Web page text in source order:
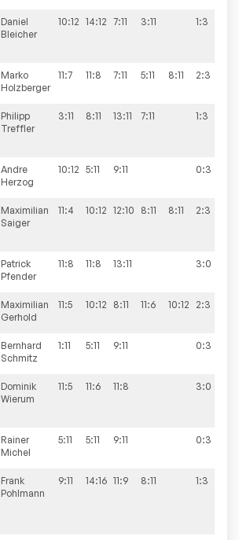
Daniel
Bleicher
10:12 14:12 7:11 3:11 1:3
Marko
Holzberger
11:7 11:8 7:11 5:11 8:11 2:3
Philipp
Treffler
3:11 8:11 13:11 7:11 1:3
Andre
Herzog
10:12 5:11 9:11 0:3
Maximilian
Saiger
11:4 10:12 12:10 8:11 8:11 2:3
Patrick
Pfender
11:8 11:8 13:11 3:0
Maximilian
Gerhold
11:5 10:12 8:11 11:6 10:12 2:3
Bernhard
Schmitz
1:11 5:11 9:11 0:3
Dominik
Wierum
11:5 11:6 11:8 3:0
Rainer
Michel
5:11 5:11 9:11 0:3
Frank
Pohlmann
9:11 14:16 11:9 8:11 1:3